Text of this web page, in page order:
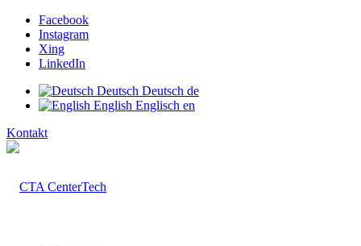
Facebook
Instagram
Xing
LinkedIn
Deutsch Deutsch de
English Englisch en
Kontakt